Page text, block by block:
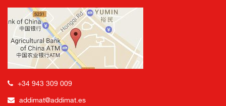
+34 943 309 009
addimat@addimat.es